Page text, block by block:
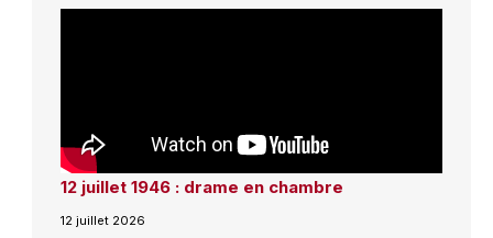
12 juillet 1946 : drame en chambre
12 juillet 2026